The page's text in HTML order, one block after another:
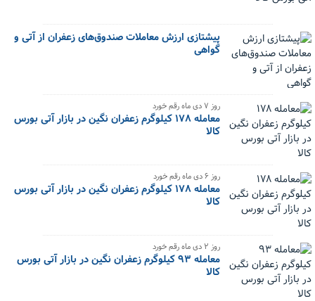
پیشتازی ارزش معاملات صندوق‌های زعفران از آتی و
گواهی
‌روز ۷ دی ماه رقم خورد
معامله ۱۷۸ کیلوگرم زعفران نگین در بازار آتی بورس
کالا
‌روز ۶ دی ماه رقم خورد
معامله ۱۷۸ کیلوگرم زعفران نگین در بازار آتی بورس
کالا
‌روز ۲ دی ماه رقم خورد
معامله ۹۳ کیلوگرم زعفران نگین در بازار آتی بورس
کالا